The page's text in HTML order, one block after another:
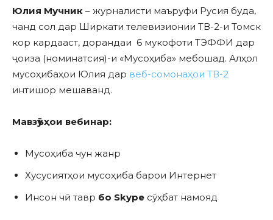
Юлия Мучник – журналисти маъруфи Русия буда,
чанд сол дар Ширкати телевизионии ТВ-2-и Томск
кор кардааст, дорандаи 6 мукофоти ТЭФФИ дар
ҷоиза (номинатсия)-и «Мусоҳиба» мебошад. Алҳол
мусоҳибаҳои Юлия дар веб-сомонаҳои ТВ-2
интишор мешаванд.
Мавзӯъҳои вебинар:
Мусоҳиба чун жанр
Хусусиятҳои мусоҳиба барои Интернет
Инсон чӣ тавр бо Skype сӯҳбат намояд